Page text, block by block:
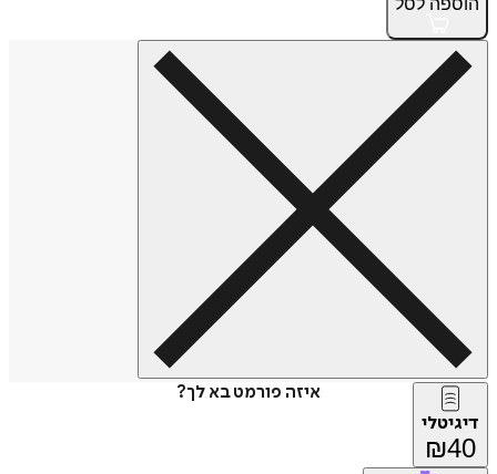
איזה פורמט בא לך?
דיגיטלי
₪40